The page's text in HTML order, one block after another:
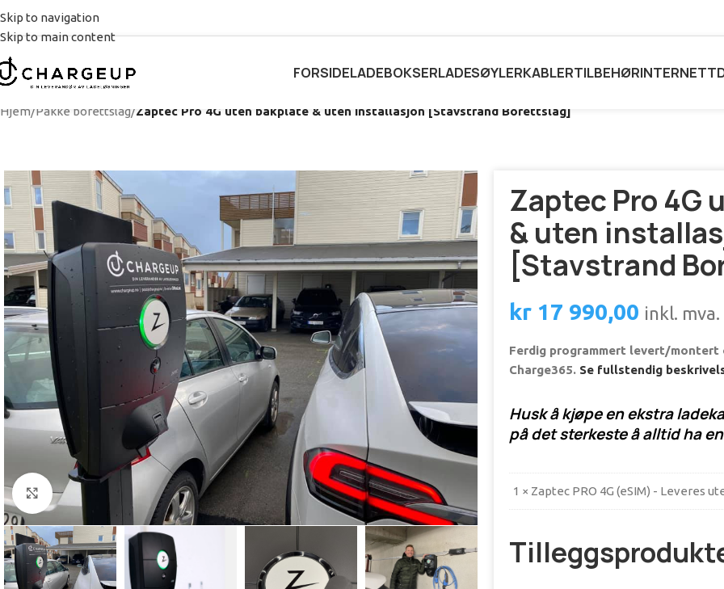
Skip to navigation
Skip to main content
FORSIDELADEBOKSERLADESØYLERKABLERTILBEHØRINTERNETT
Hjem/Pakke borettslag/Zaptec Pro 4G uten bakplate & uten installasjon [Stavstrand Borettslag]
Se større bilde
Zaptec Pro 4G
& uten
[Stavstrand
kr17 990,00 inkl. mva.
Ferdig programmert levert/
Charge365. Se fullstendig
Husk å kjøpe en ekstra
på det sterkeste å alltid ha
1 × Zaptec PRO 4G (eSIM) - Leveres